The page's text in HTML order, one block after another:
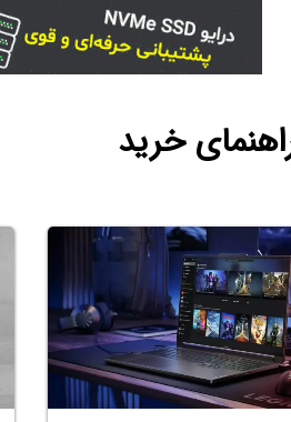
خرید